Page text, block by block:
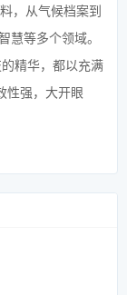
，从气候档案到
慧等多个领域。
精华，都以充满
性强，大开眼